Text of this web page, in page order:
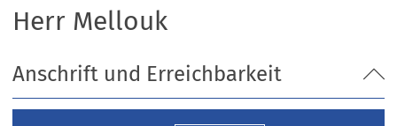
Herr Mellouk
Anschrift und Erreichbarkeit